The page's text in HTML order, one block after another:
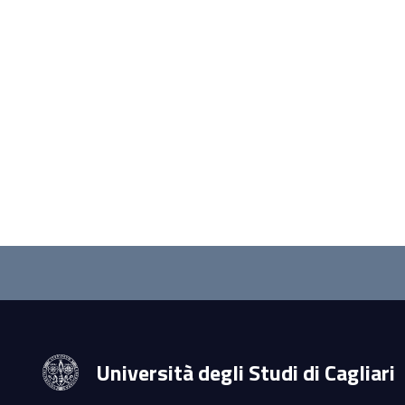
Questionnaire
social
Università degli Studi di Cagliari